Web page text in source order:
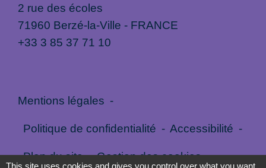
2 rue des écoles
71960 Berzé-la-Ville - FRANCE
+33 3 85 37 71 10
Mentions légales -
Politique de confidentialité - Accessibilité -
Plan du site - Gestion des cookies
This site uses cookies and gives you control over what you want